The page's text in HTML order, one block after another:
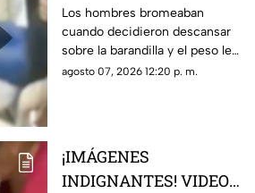
caen de la barandilla
de un mercado tras
perder el equilibrio
cuando uno cargaba el
Los hombres bromeaban
cuando decidieron descansar
sobre la barandilla y el peso les
ganó el equilibrio
agosto 07, 2026 12:20 p. m.
¡IMÁGENES
INDIGNANTES! VIDEO: